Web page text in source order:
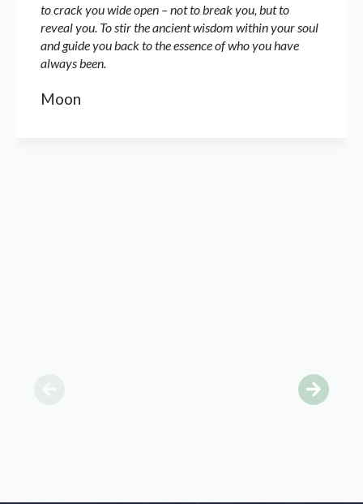
to crack you wide open – not to break you, but to
reveal you. To stir the ancient wisdom within your soul
and guide you back to the essence of who you have
always been.
Moon